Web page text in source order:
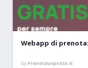
Webapp di
byPrenotaunposto.it